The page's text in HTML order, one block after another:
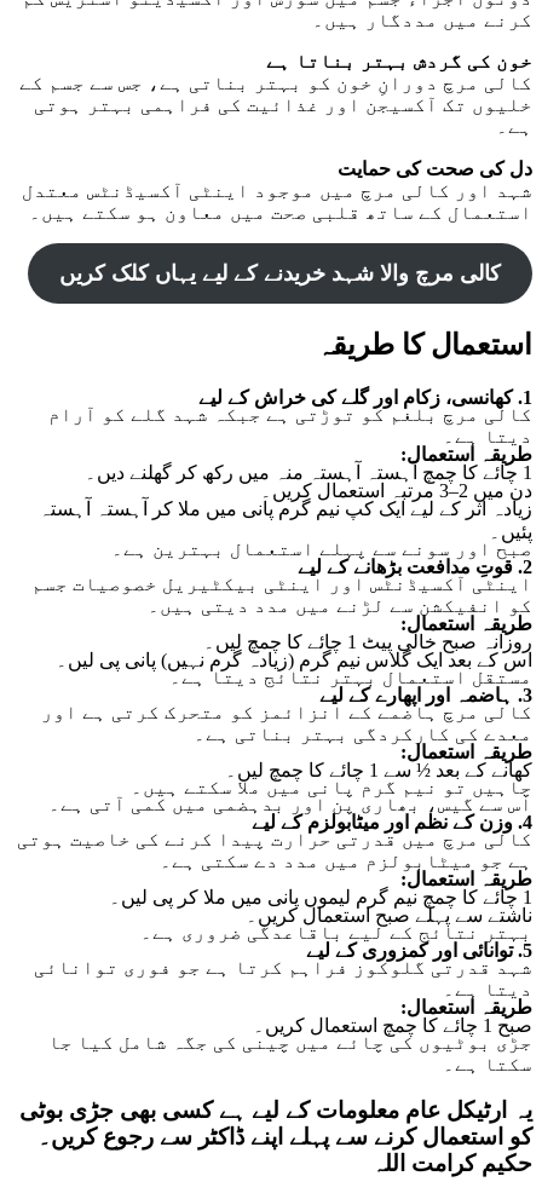
کرنے میں مددگار ہیں۔
خون کی گردش بہتر بناتا ہے
کالی مرچ دورانِ خون کو بہتر بناتی ہے، جس سے جسم کے
خلیوں تک آکسیجن اور غذائیت کی فراہمی بہتر ہوتی
ہے۔
دل کی صحت کی حمایت
شہد اور کالی مرچ میں موجود اینٹی آکسیڈنٹس معتدل
استعمال کے ساتھ قلبی صحت میں معاون ہو سکتے ہیں۔
کالی مرچ والا شہد خریدنے کے لیے یہاں کلک کریں
استعمال کا طریقہ
1. کھانسی، زکام اور گلے کی خراش کے لیے
کالی مرچ بلغم کو توڑتی ہے جبکہ شہد گلے کو آرام
دیتا ہے۔
طریقہ استعمال:
1 چائے کا چمچ آہستہ آہستہ منہ میں رکھ کر گھلنے دیں۔
دن میں 2–3 مرتبہ استعمال کریں۔
زیادہ اثر کے لیے ایک کپ نیم گرم پانی میں ملا کر آہستہ آہستہ
پئیں۔
صبح اور سونے سے پہلے استعمال بہترین ہے۔
2. قوتِ مدافعت بڑھانے کے لیے
اینٹی آکسیڈنٹس اور اینٹی بیکٹیریل خصوصیات جسم
کو انفیکشن سے لڑنے میں مدد دیتی ہیں۔
طریقہ استعمال:
روزانہ صبح خالی پیٹ 1 چائے کا چمچ لیں۔
اس کے بعد ایک گلاس نیم گرم (زیادہ گرم نہیں) پانی پی لیں۔
مستقل استعمال بہتر نتائج دیتا ہے۔
3. ہاضمہ اور اپھارے کے لیے
کالی مرچ ہاضمے کے انزائمز کو متحرک کرتی ہے اور
معدے کی کارکردگی بہتر بناتی ہے۔
طریقہ استعمال:
کھانے کے بعد ½ سے 1 چائے کا چمچ لیں۔
چاہیں تو نیم گرم پانی میں ملا سکتے ہیں۔
اس سے گیس، بھاری پن اور بدہضمی میں کمی آتی ہے۔
4. وزن کے نظم اور میٹابولزم کے لیے
کالی مرچ میں قدرتی حرارت پیدا کرنے کی خاصیت ہوتی
ہے جو میٹابولزم میں مدد دے سکتی ہے۔
طریقہ استعمال:
1 چائے کا چمچ نیم گرم لیموں پانی میں ملا کر پی لیں۔
ناشتے سے پہلے صبح استعمال کریں۔
بہتر نتائج کے لیے باقاعدگی ضروری ہے۔
5. توانائی اور کمزوری کے لیے
شہد قدرتی گلوکوز فراہم کرتا ہے جو فوری توانائی
دیتا ہے۔
طریقہ استعمال:
صبح 1 چائے کا چمچ استعمال کریں۔
جڑی بوٹیوں کی چائے میں چینی کی جگہ شامل کیا جا
سکتا ہے۔
یہ ارٹیکل عام معلومات کے لیے ہے کسی بھی جڑی بوٹی
کو استعمال کرنے سے پہلے اپنے ڈاکٹر سے رجوع کریں۔
حکیم کرامت اللہ